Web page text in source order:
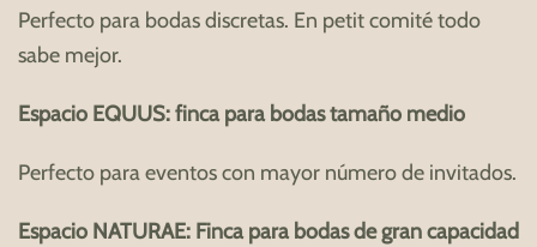
Perfecto para bodas discretas. En petit comité todo
sabe mejor.
Espacio EQUUS: finca para bodas tamaño medio
Perfecto para eventos con mayor número de invitados.
Espacio NATURAE: Finca para bodas de gran capacidad